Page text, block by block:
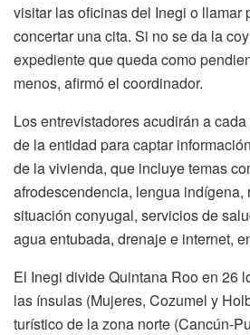
visitar las oficinas del Inegi o llamar
concertar una cita. Si no se da la
expediente que queda como
menos, afirmó el coordinador.
Los entrevistadores acudirán a
de la entidad para captar
de la vivienda, que incluye temas
afrodescendencia, lengua indígena,
situación conyugal, servicios de
agua entubada, drenaje e internet,
El Inegi divide Quintana Roo en 26
las ínsulas (Mujeres, Cozumel y
turístico de la zona norte (Cancún-